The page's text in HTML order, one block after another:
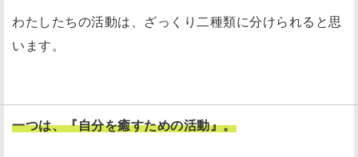
わたしたちの活動は、ざっくり二種類に分けられると思
います。
一つは、『自分を癒すための活動』。